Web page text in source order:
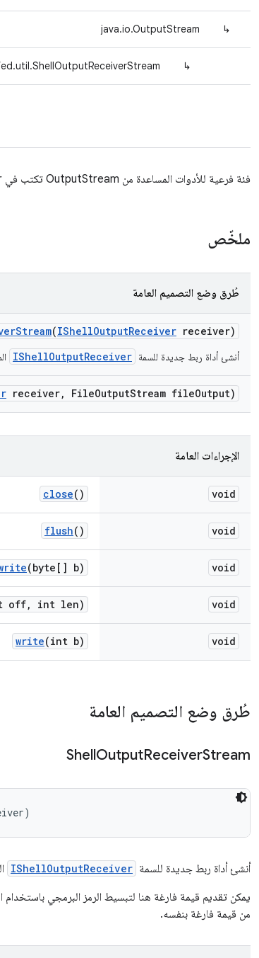
↳
java.io.OutputStream
↳
فئة فرعية للأدوات المساعدة من OutputStream تكتب في IShellOutputReceiver.
ملخّص
طُرق وضع التصميم العامة
Stream(IShellOutputReceiver receiver)
أنشئ أداة ربط جديدة للسمة IShellOutputReceiver
receiver, FileOutputStream fileOutput)
الإجراءات العامة
void
close()
void
flush()
void
(byte[] b)
void
off, int len)
void
write(int b)
طُرق وضع التصميم العامة
ShellOutputReceiverStream
أنشئ أداة ربط جديدة للسمة IShellOutputReceiver
من قيمة فارغة بنفسه.